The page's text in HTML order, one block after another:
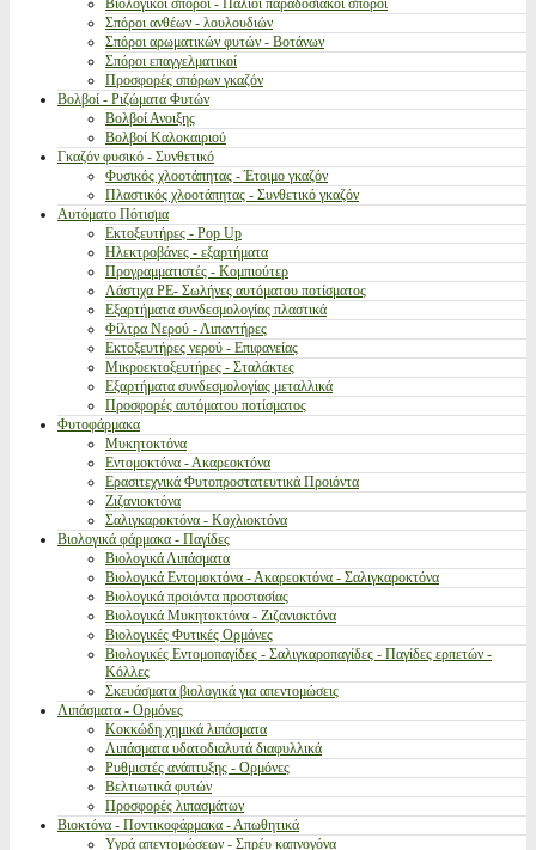
Βιολογικοί σπόροι - Παλιοί παραδοσιακοί σπόροι
Σπόροι ανθέων - λουλουδιών
Σπόροι αρωματικών φυτών - Βοτάνων
Σπόροι επαγγελματικοί
Προσφορές σπόρων γκαζόν
Βολβοί - Ριζώματα Φυτών
Βολβοί Ανοιξης
Βολβοί Καλοκαιριού
Γκαζόν φυσικό - Συνθετικό
Φυσικός χλοοτάπητας - Έτοιμο γκαζόν
Πλαστικός χλοοτάπητας - Συνθετικό γκαζόν
Αυτόματο Πότισμα
Εκτοξευτήρες - Pop Up
Ηλεκτροβάνες - εξαρτήματα
Προγραμματιστές - Κομπιούτερ
Λάστιχα PE- Σωλήνες αυτόματου ποτίσματος
Εξαρτήματα συνδεσμολογίας πλαστικά
Φίλτρα Νερού - Λιπαντήρες
Εκτοξευτήρες νερού - Επιφανείας
Μικροεκτοξευτήρες - Σταλάκτες
Εξαρτήματα συνδεσμολογίας μεταλλικά
Προσφορές αυτόματου ποτίσματος
Φυτοφάρμακα
Μυκητοκτόνα
Εντομοκτόνα - Ακαρεοκτόνα
Ερασιτεχνικά Φυτοπροστατευτικά Προιόντα
Ζιζανιοκτόνα
Σαλιγκαροκτόνα - Κοχλιοκτόνα
Βιολογικά φάρμακα - Παγίδες
Βιολογικά Λιπάσματα
Βιολογικά Εντομοκτόνα - Ακαρεοκτόνα - Σαλιγκαροκτόνα
Βιολογικά προιόντα προστασίας
Βιολογικά Μυκητοκτόνα - Ζιζανιοκτόνα
Βιολογικές Φυτικές Ορμόνες
Βιολογικές Εντομοπαγίδες - Σαλιγκαροπαγίδες - Παγίδες ερπετών -
Κόλλες
Σκευάσματα βιολογικά για απεντομώσεις
Λιπάσματα - Ορμόνες
Κοκκώδη χημικά λιπάσματα
Λιπάσματα υδατοδιαλυτά διαφυλλικά
Ρυθμιστές ανάπτυξης - Ορμόνες
Βελτιωτικά φυτών
Προσφορές λιπασμάτων
Βιοκτόνα - Ποντικοφάρμακα - Απωθητικά
Υγρά απεντομώσεων - Σπρέυ καπνογόνα